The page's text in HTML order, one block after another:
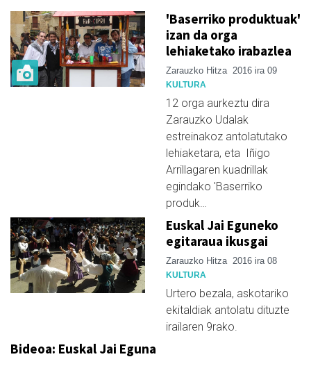
'Baserriko produktuak'
izan da orga
lehiaketako irabazlea
Zarauzko Hitza 2016 ira 09
KULTURA
12 orga aurkeztu dira
Zarauzko Udalak
estreinakoz antolatutako
lehiaketara, eta Iñigo
Arrillagaren kuadrillak
egindako 'Baserriko
produk…
Euskal Jai Eguneko
egitaraua ikusgai
Zarauzko Hitza 2016 ira 08
KULTURA
Urtero bezala, askotariko
ekitaldiak antolatu dituzte
irailaren 9rako.
Bideoa: Euskal Jai Eguna